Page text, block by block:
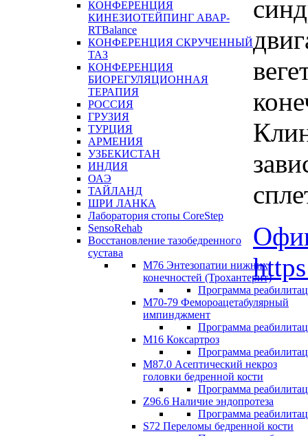
КОНФЕРЕНЦИЯ
КИНЕЗИОТЕЙПИНГ АВАР-
RTBalance
КОНФЕРЕНЦИЯ СКРУЧЕННЫЙ
ТАЗ
КОНФЕРЕНЦИЯ
БИОРЕГУЛЯЦИОННАЯ
ТЕРАПИЯ
РОССИЯ
ГРУЗИЯ
ТУРЦИЯ
АРМЕНИЯ
УЗБЕКИСТАН
ИНДИЯ
ОАЭ
ТАЙЛАНД
ШРИ ЛАНКА
Лаборатория стопы CoreStep
SensoRehab
Восстановление тазобедренного
сустава
М76 Энтезопатии нижних
конечностей (Трохантерит)
Программа
М70-79 Фемороацетабулярный
импинджмент
Программа
M16 Коксартроз
Программа
М87.0 Асептический некроз
головки бедренной кости
Программа
Z96.6 Наличие эндопротеза
Программа
S72 Переломы бедренной кости